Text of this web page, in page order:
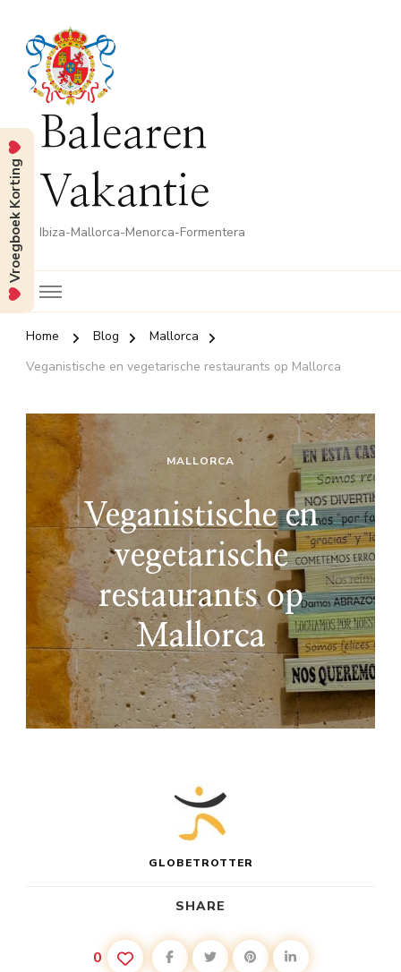
Balearen
Vakantie
Ibiza-Mallorca-Menorca-Formentera
Home Blog
Mallorca
Veganistische en vegetarische restaurants op Mallorca
MALLORCA
Veganistische en
vegetarische
restaurants op
Mallorca
GLOBETROTTER
SHARE
0
Vroegboek Korting